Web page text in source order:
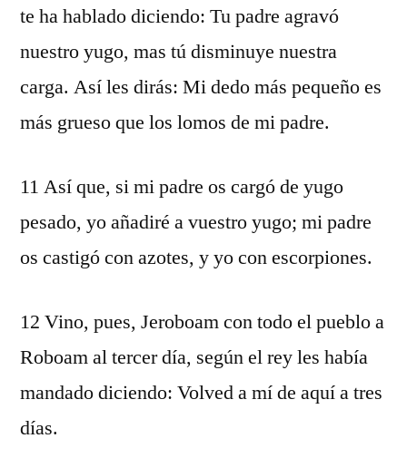
te ha hablado diciendo: Tu padre agravó
nuestro yugo, mas tú disminuye nuestra
carga. Así les dirás: Mi dedo más pequeño es
más grueso que los lomos de mi padre.
11 Así que, si mi padre os cargó de yugo
pesado, yo añadiré a vuestro yugo; mi padre
os castigó con azotes, y yo con escorpiones.
12 Vino, pues, Jeroboam con todo el pueblo a
Roboam al tercer día, según el rey les había
mandado diciendo: Volved a mí de aquí a tres
días.